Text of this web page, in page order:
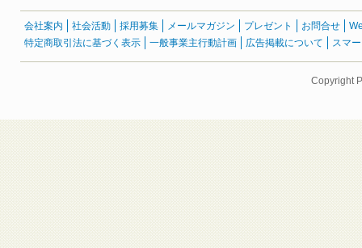
会社案内 社会活動 採用募集 メールマガジン プレゼント お問合せ
特定商取引法に基づく表示
一般事業主行動計画 広告掲載について スマ
Copyright